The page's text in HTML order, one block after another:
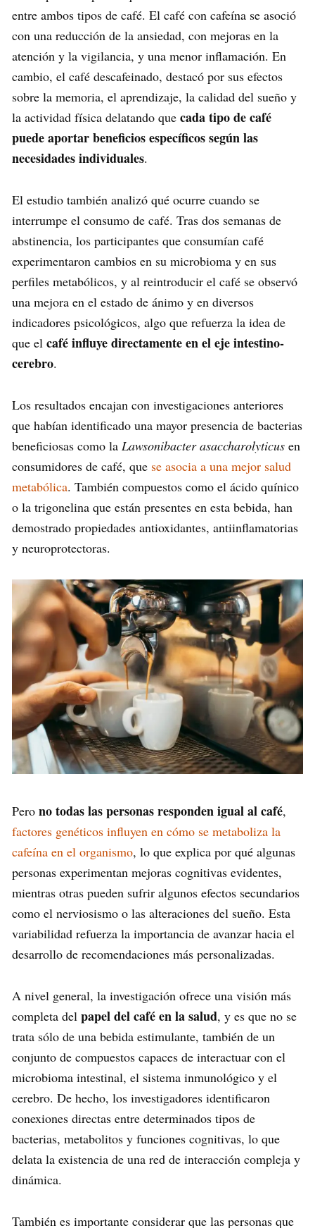
entre ambos tipos de café. El café con cafeína se asoció
con una reducción de la ansiedad, con mejoras en la
atención y la vigilancia, y una menor inflamación. En
cambio, el café descafeinado, destacó por sus efectos
sobre la memoria, el aprendizaje, la calidad del sueño y
la actividad física delatando que cada tipo de café
puede aportar beneficios específicos según las
necesidades individuales.
El estudio también analizó qué ocurre cuando se
interrumpe el consumo de café. Tras dos semanas de
abstinencia, los participantes que consumían café
experimentaron cambios en su microbioma y en sus
perfiles metabólicos, y al reintroducir el café se observó
una mejora en el estado de ánimo y en diversos
indicadores psicológicos, algo que refuerza la idea de
que el café influye directamente en el eje intestino-
cerebro.
Los resultados encajan con investigaciones anteriores
que habían identificado una mayor presencia de bacterias
beneficiosas como la Lawsonibacter asaccharolyticus en
consumidores de café, que se asocia a una mejor salud
metabólica. También compuestos como el ácido quínico
o la trigonelina que están presentes en esta bebida, han
demostrado propiedades antioxidantes, antiinflamatorias
y neuroprotectoras.
Pero no todas las personas responden igual al café,
factores genéticos influyen en cómo se metaboliza la
cafeína en el organismo, lo que explica por qué algunas
personas experimentan mejoras cognitivas evidentes,
mientras otras pueden sufrir algunos efectos secundarios
como el nerviosismo o las alteraciones del sueño. Esta
variabilidad refuerza la importancia de avanzar hacia el
desarrollo de recomendaciones más personalizadas.
A nivel general, la investigación ofrece una visión más
completa del papel del café en la salud, y es que no se
trata sólo de una bebida estimulante, también de un
conjunto de compuestos capaces de interactuar con el
microbioma intestinal, el sistema inmunológico y el
cerebro. De hecho, los investigadores identificaron
conexiones directas entre determinados tipos de
bacterias, metabolitos y funciones cognitivas, lo que
delata la existencia de una red de interacción compleja y
dinámica.
También es importante considerar que las personas que